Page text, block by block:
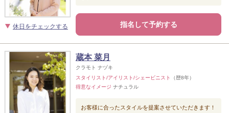
休日をチェックする 指名して予約する
蔵本 菜月
クラモト ナヅキ
スタイリスト/アイリスト/シェービニスト
（歴8年）
得意なイメージ ナチュラル
お客様に合ったスタイルを提案させていただきます！